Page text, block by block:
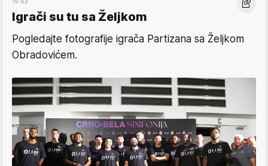
Igrači su tu sa Željkom
Pogledajte fotografije igrača Partizana sa Željkom
Obradovićem.